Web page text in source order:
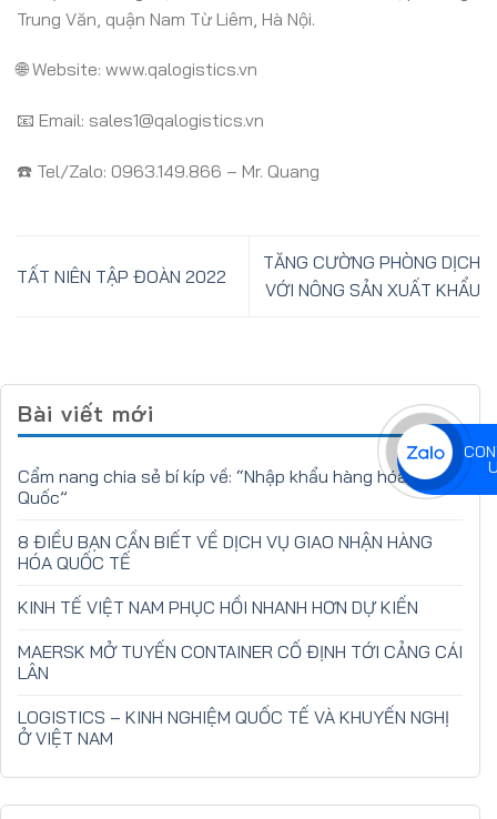
Trung Văn, quận Nam Từ Liêm, Hà Nội.
🌐 Website: www.qalogistics.vn
📧 Email: sales1@qalogistics.vn
☎️ Tel/Zalo: 0963.149.866 – Mr. Quang
TẤT NIÊN TẬP ĐOÀN 2022
TĂNG CƯỜNG PHÒNG DỊCH
VỚI NÔNG SẢN XUẤT KHẨU
Bài viết mới
Cẩm nang chia sẻ bí kíp về: “Nhập khẩu hàng hóa Trung
Quốc”
8 ĐIỀU BẠN CẦN BIẾT VỀ DỊCH VỤ GIAO NHẬN HÀNG
HÓA QUỐC TẾ
KINH TẾ VIỆT NAM PHỤC HỒI NHANH HƠN DỰ KIẾN
MAERSK MỞ TUYẾN CONTAINER CỐ ĐỊNH TỚI CẢNG CÁI
LÂN
LOGISTICS – KINH NGHIỆM QUỐC TẾ VÀ KHUYẾN NGHỊ
Ở VIỆT NAM